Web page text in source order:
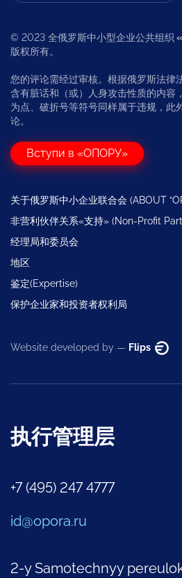
© 2023 全俄罗斯中小型企业公共组织 «
版权所有。
您的评论需经过审核。根据俄罗斯法律
含有脏话和（或）人身攻击性质的内容
为点、破折号等符号同样属于违规，此
论。
Вступи в «ОПОРУ»
关于俄罗斯中小企业联合会 (ABOUT
非营利伙伴关系«支持» (Non-Profit
经理局和委员会
地区
鉴定(Expertise)
保护企业家和投资者权利局
Website developed by — Flips
执行管理层
+7 (495) 247 4777
id@opora.ru
2-y Samotechnyy